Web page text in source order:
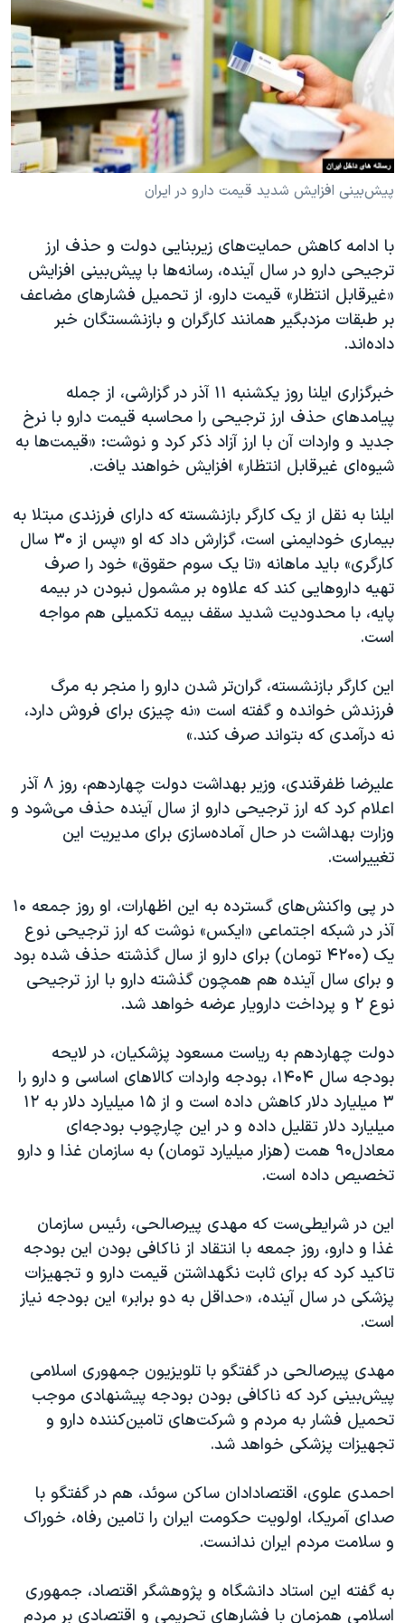
فرهنگ و زندگی
حقوق شهروندی
اقتصادی
علم و فناوری
اسرائیل در جنگ
گالری عکس
مستندها
انتخابات ریاست جمهوری آمریکا ۲۰۲۴
حمله جمهوری اسلامی به اسرائیل
رمز مهسا
ورزش زنان در ایران
اعتراضات زن، زندگی، آزادی
تریبونال مردمی آبان ۹۸
دادگاه حمید نوری
چهل سال گروگان‌گیری
قانون شفافیت دارائی کادر رهبری ایران
اسرائیل در جنگ
نرگس محمدی برنده جایزه نوبل صلح
همایش محافظه‌کاران آمریکا «سی‌پک»
صفحه‌های ویژه
سفر پرزیدنت ترامپ به چین
دنبال کنید
زبانهای مختلف
پیش‌بینی افزایش شدید قیمت دارو در ایران
با ادامه کاهش حمایت‌های زیربنایی دولت و حذف ارز
ترجیحی دارو در سال آینده، رسانه‌ها با پیش‌بینی افزایش
«غیرقابل انتظار» قیمت دارو، از تحمیل فشارهای مضاعف
بر طبقات مزدبگیر همانند کارگران و بازنشستگان خبر
داده‌اند.
خبرگزاری ایلنا روز یکشنبه ۱۱ آذر در گزارشی، از جمله
پیامدهای حذف ارز ترجیحی را محاسبه قیمت دارو با نرخ
جدید و واردات آن با ارز آزاد ذکر کرد و نوشت: «قیمت‌ها به
شیوه‌ای غیرقابل انتظار» افزایش خواهند یافت.
ایلنا به نقل از یک کارگر بازنشسته که دارای فرزندی مبتلا به
بیماری خودایمنی است، گزارش داد که او «پس از ۳۰ سال
کارگری» باید ماهانه «تا یک سوم حقوق» خود را صرف
تهیه داروهایی کند که علاوه بر مشمول نبودن در بیمه
پایه، با محدودیت شدید سقف بیمه تکمیلی هم مواجه
است.
این کارگر بازنشسته، گران‌تر شدن دارو را منجر به مرگ
فرزندش خوانده و گفته است «نه چیزی برای فروش دارد،
نه درآمدی که بتواند صرف کند.»
علیرضا ظفرقندی، وزیر بهداشت دولت چهاردهم، روز ۸ آذر
اعلام کرد که ارز ترجیحی دارو از سال آینده حذف می‌شود و
وزارت بهداشت در حال آماده‌سازی برای مدیریت این
تغییراست.
در پی واکنش‌های گسترده به این اظهارات، او روز جمعه ۱۰
آذر در شبکه اجتماعی «ایکس» نوشت که ارز ترجیحی نوع
یک (۴۲۰۰ تومان) برای دارو از سال گذشته حذف شده بود
و برای سال آینده هم همچون گذشته دارو با ارز ترجیحی
نوع ۲ و پرداخت دارویار عرضه خواهد شد.
دولت چهاردهم به ریاست مسعود پزشکیان، در لایحه
بودجه سال ۱۴۰۴، بودجه واردات کالاهای اساسی و دارو را
۳ میلیارد دلار کاهش داده است و از ۱۵ میلیارد دلار به ۱۲
میلیارد دلار تقلیل داده و در این چارچوب بودجه‌‌ای
معادل۹۰ همت (هزار میلیارد تومان) به سازمان غذا و دارو
تخصیص داده است.
این در شرایطی‌ست که مهدی پیرصالحی، رئیس سازمان
غذا و دارو، روز جمعه با انتقاد از ناکافی بودن این بودجه
تاکید کرد که برای ثابت نگهداشتن قیمت دارو و تجهیزات
پزشکی در سال آینده، «حداقل به دو برابر» این بودجه نیاز
است.
مهدی پیرصالحی در گفتگو با تلویزیون جمهوری اسلامی
پیش‌بینی کرد که ناکافی بودن بودجه پیشنهادی موجب
تحمیل فشار به مردم و شرکت‌های تامین‌کننده دارو و
تجهیزات پزشکی خواهد شد.
احمدی علوی، اقتصادادان ساکن سوئد، هم در گفتگو با
صدای آمریکا، اولویت حکومت ایران را تامین رفاه، خوراک
و سلامت مردم ایران ندانست.
به گفته این استاد دانشگاه و پژوهشگر اقتصاد، جمهوری
اسلامی همزمان با فشارهای تحریمی و اقتصادی بر مردم